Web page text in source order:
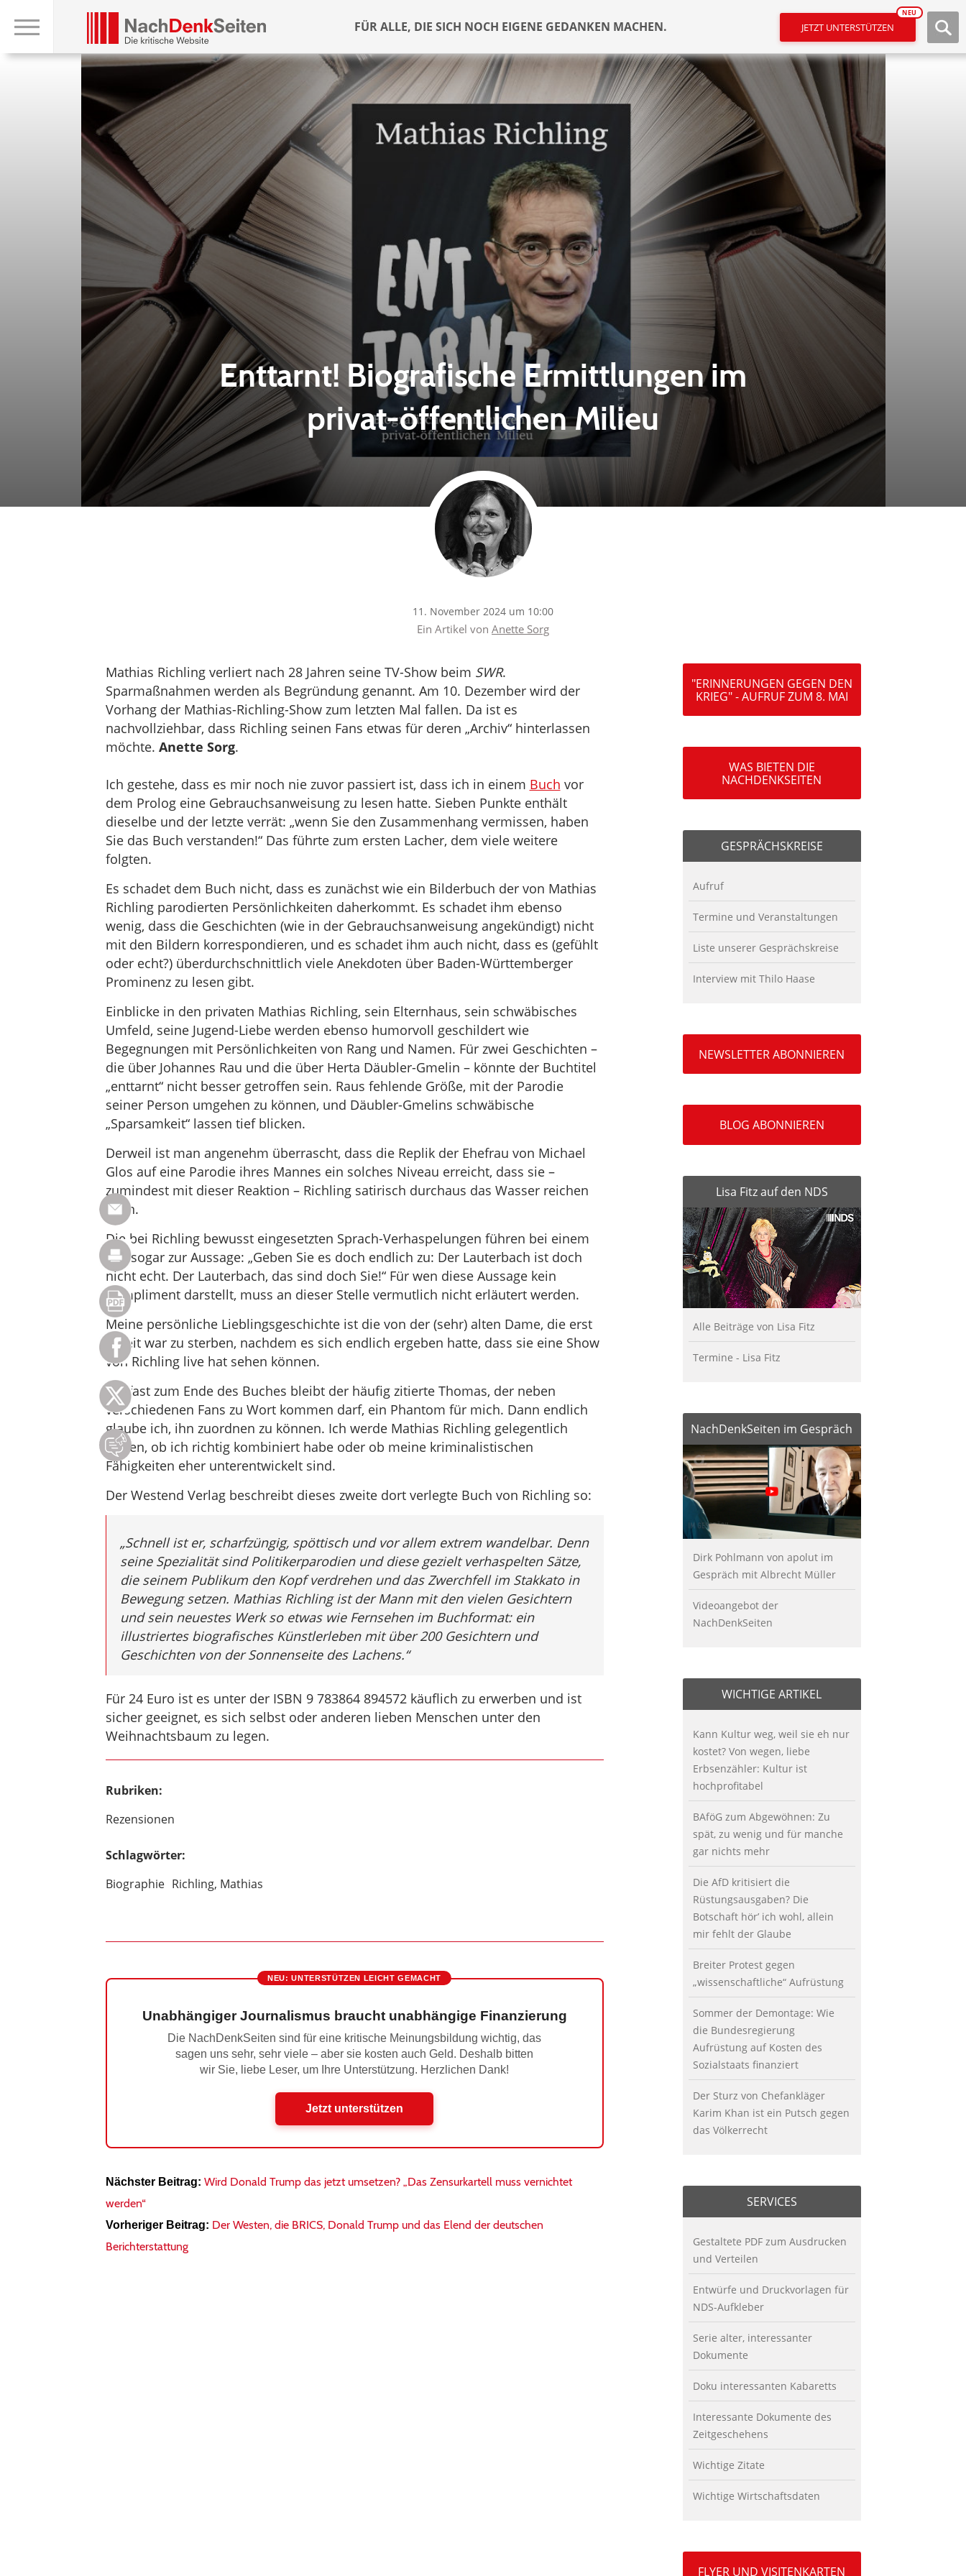
FÜR ALLE, DIE SICH NOCH EIGENE GEDANKEN MACHEN. JETZT UNTERSTÜTZEN
NEU
Enttarnt! Biografische Ermittlungen im
privat-öffentlichen Milieu
11. November 2024 um 10:00
Ein Artikel von Anette Sorg
Mathias Richling verliert nach 28 Jahren seine TV-Show beim SWR.
Sparmaßnahmen werden als Begründung genannt. Am 10. Dezember wird der
Vorhang der Mathias-Richling-Show zum letzten Mal fallen. Da ist es
nachvollziehbar, dass Richling seinen Fans etwas für deren „Archiv“ hinterlassen
möchte. Anette Sorg.
Ich gestehe, dass es mir noch nie zuvor passiert ist, dass ich in einem Buch vor
dem Prolog eine Gebrauchsanweisung zu lesen hatte. Sieben Punkte enthält
dieselbe und der letzte verrät: „wenn Sie den Zusammenhang vermissen, haben
Sie das Buch verstanden!“ Das führte zum ersten Lacher, dem viele weitere
folgten.
Es schadet dem Buch nicht, dass es zunächst wie ein Bilderbuch der von Mathias
Richling parodierten Persönlichkeiten daherkommt. Es schadet ihm ebenso
wenig, dass die Geschichten (wie in der Gebrauchsanweisung angekündigt) nicht
mit den Bildern korrespondieren, und es schadet ihm auch nicht, dass es (gefühlt
oder echt?) überdurchschnittlich viele Anekdoten über Baden-Württemberger
Prominenz zu lesen gibt.
Einblicke in den privaten Mathias Richling, sein Elternhaus, sein schwäbisches
Umfeld, seine Jugend-Liebe werden ebenso humorvoll geschildert wie
Begegnungen mit Persönlichkeiten von Rang und Namen. Für zwei Geschichten –
die über Johannes Rau und die über Herta Däubler-Gmelin – könnte der Buchtitel
„enttarnt“ nicht besser getroffen sein. Raus fehlende Größe, mit der Parodie
seiner Person umgehen zu können, und Däubler-Gmelins schwäbische
„Sparsamkeit“ lassen tief blicken.
Derweil ist man angenehm überrascht, dass die Replik der Ehefrau von Michael
Glos auf eine Parodie ihres Mannes ein solches Niveau erreicht, dass sie –
zumindest mit dieser Reaktion – Richling satirisch durchaus das Wasser reichen
kann.
Die bei Richling bewusst eingesetzten Sprach-Verhaspelungen führen bei einem
Fan sogar zur Aussage: „Geben Sie es doch endlich zu: Der Lauterbach ist doch
nicht echt. Der Lauterbach, das sind doch Sie!“ Für wen diese Aussage kein
Kompliment darstellt, muss an dieser Stelle vermutlich nicht erläutert werden.
Meine persönliche Lieblingsgeschichte ist die von der (sehr) alten Dame, die erst
bereit war zu sterben, nachdem es sich endlich ergeben hatte, dass sie eine Show
von Richling live hat sehen können.
Bis fast zum Ende des Buches bleibt der häufig zitierte Thomas, der neben
verschiedenen Fans zu Wort kommen darf, ein Phantom für mich. Dann endlich
glaube ich, ihn zuordnen zu können. Ich werde Mathias Richling gelegentlich
fragen, ob ich richtig kombiniert habe oder ob meine kriminalistischen
Fähigkeiten eher unterentwickelt sind.
Der Westend Verlag beschreibt dieses zweite dort verlegte Buch von Richling so:
„Schnell ist er, scharfzüngig, spöttisch und vor allem extrem wandelbar. Denn
seine Spezialität sind Politikerparodien und diese gezielt verhaspelten Sätze,
die seinem Publikum den Kopf verdrehen und das Zwerchfell im Stakkato in
Bewegung setzen. Mathias Richling ist der Mann mit den vielen Gesichtern
und sein neuestes Werk so etwas wie Fernsehen im Buchformat: ein
illustriertes biografisches Künstlerleben mit über 200 Gesichtern und
Geschichten von der Sonnenseite des Lachens.“
Für 24 Euro ist es unter der ISBN 9 783864 894572 käuflich zu erwerben und ist
sicher geeignet, es sich selbst oder anderen lieben Menschen unter den
Weihnachtsbaum zu legen.
Rubriken:
Rezensionen
Schlagwörter:
Biographie Richling, Mathias
NEU: UNTERSTÜTZEN LEICHT GEMACHT
Unabhängiger Journalismus braucht unabhängige Finanzierung
Die NachDenkSeiten sind für eine kritische Meinungsbildung wichtig, das
sagen uns sehr, sehr viele – aber sie kosten auch Geld. Deshalb bitten
wir Sie, liebe Leser, um Ihre Unterstützung. Herzlichen Dank!
Jetzt unterstützen
Nächster Beitrag: Wird Donald Trump das jetzt umsetzen? „Das Zensurkartell muss vernichtet
werden“
Vorheriger Beitrag: Der Westen, die BRICS, Donald Trump und das Elend der deutschen
Berichterstattung
"ERINNERUNGEN GEGEN DEN
KRIEG" - AUFRUF ZUM 8. MAI
WAS BIETEN DIE
NACHDENKSEITEN
GESPRÄCHSKREISE
Aufruf
Termine und Veranstaltungen
Liste unserer Gesprächskreise
Interview mit Thilo Haase
NEWSLETTER ABONNIEREN
BLOG ABONNIEREN
Lisa Fitz auf den NDS
Alle Beiträge von Lisa Fitz
Termine - Lisa Fitz
NachDenkSeiten im Gespräch
Dirk Pohlmann von apolut im
Gespräch mit Albrecht Müller
Videoangebot der
NachDenkSeiten
WICHTIGE ARTIKEL
Kann Kultur weg, weil sie eh nur
kostet? Von wegen, liebe
Erbsenzähler: Kultur ist
hochprofitabel
BAföG zum Abgewöhnen: Zu
spät, zu wenig und für manche
gar nichts mehr
Die AfD kritisiert die
Rüstungsausgaben? Die
Botschaft hör’ ich wohl, allein
mir fehlt der Glaube
Breiter Protest gegen
„wissenschaftliche“ Aufrüstung
Sommer der Demontage: Wie
die Bundesregierung
Aufrüstung auf Kosten des
Sozialstaats finanziert
Der Sturz von Chefankläger
Karim Khan ist ein Putsch gegen
das Völkerrecht
SERVICES
Gestaltete PDF zum Ausdrucken
und Verteilen
Entwürfe und Druckvorlagen für
NDS-Aufkleber
Serie alter, interessanter
Dokumente
Doku interessanten Kabaretts
Interessante Dokumente des
Zeitgeschehens
Wichtige Zitate
Wichtige Wirtschaftsdaten
FLYER UND VISITENKARTEN